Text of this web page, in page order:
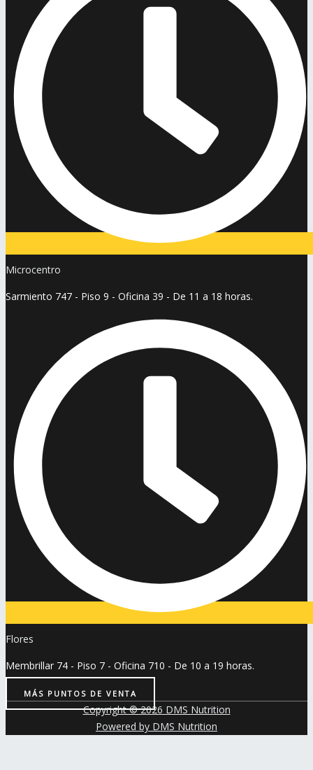
Microcentro
Sarmiento 747 - Piso 9 - Oficina 39 - De 11 a 18 horas.
Flores
Membrillar 74 - Piso 7 - Oficina 710 - De 10 a 19 horas.
MÁS PUNTOS DE VENTA
Copyright © 2026 DMS Nutrition
Powered by DMS Nutrition